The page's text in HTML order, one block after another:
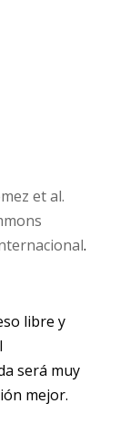
et al.
.
libre y
será muy
mejor.